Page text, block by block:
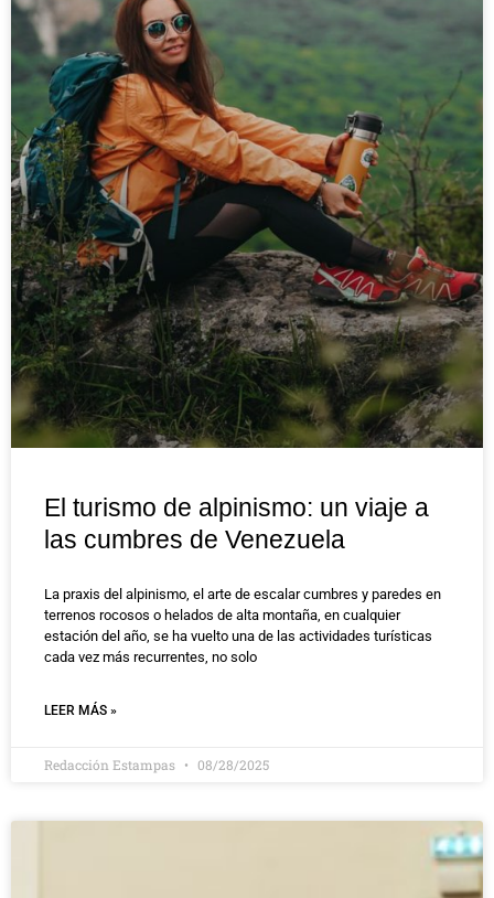
​El turismo de alpinismo: un viaje a
las cumbres de Venezuela
La praxis del alpinismo, el arte de escalar cumbres y paredes en
terrenos rocosos o helados de alta montaña, en cualquier
estación del año, se ha vuelto una de las actividades turísticas
cada vez más recurrentes, no solo
LEER MÁS »
Redacción Estampas 08/28/2025